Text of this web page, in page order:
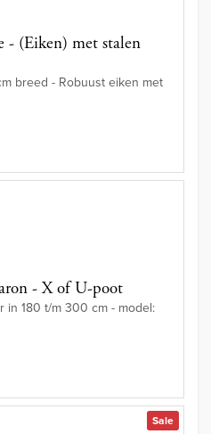
- (Eiken) met stalen
breed - Robuust eiken met
- X of U-poot
in 180 t/m 300 cm - model:
Sale